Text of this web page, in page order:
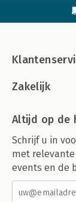
Zakelijk
Altijd op de
Schrijf u in
met
events en de